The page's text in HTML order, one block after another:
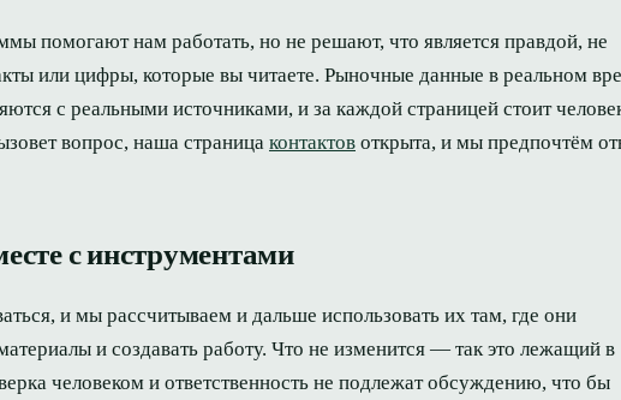
помогают нам работать, но не решают, что является правдой, не
или цифры, которые вы читаете. Рыночные данные в реальном
с реальными источниками, и за каждой страницей стоит
вопрос, наша страница контактов открыта, и мы предпочтём
с инструментами
и мы рассчитываем и дальше использовать их там, где они
и создавать работу. Что не изменится — так это лежащий в
человеком и ответственность не подлежат обсуждению, что бы